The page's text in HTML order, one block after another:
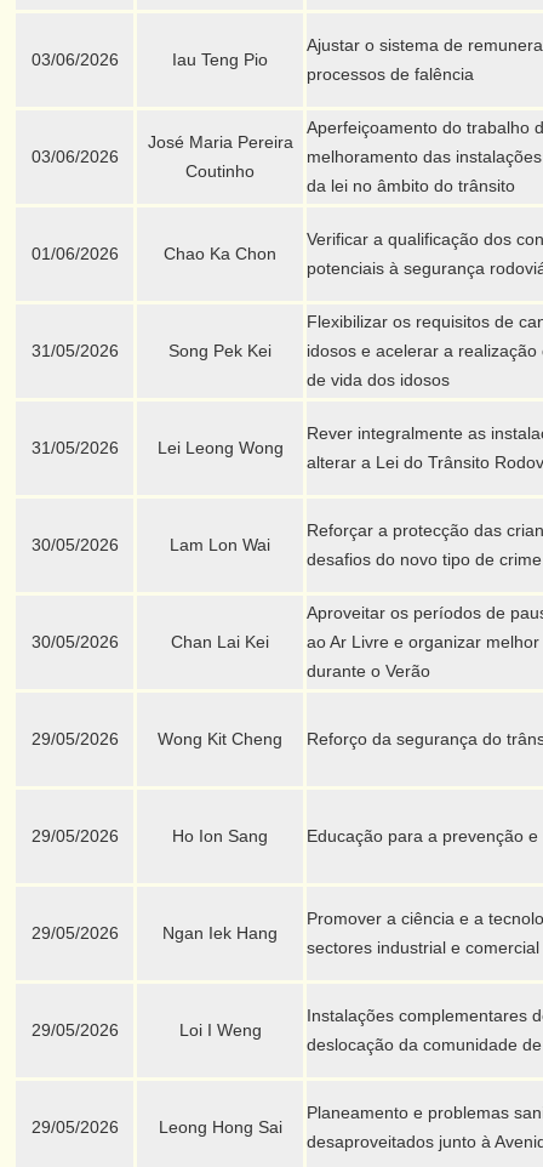
03/06/2026 Iau Teng Pio
Ajustar o sistema de
processos de falência
03/06/2026
José Maria Pereira
Coutinho
Aperfeiçoamento do trabalho
melhoramento das
da lei no âmbito do trânsito
01/06/2026 Chao Ka Chon
Verificar a qualificação dos
potenciais à segurança
31/05/2026 Song Pek Kei
Flexibilizar os requisitos de
idosos e acelerar a
de vida dos idosos
31/05/2026 Lei Leong Wong
Rever integralmente as
alterar a Lei do Trânsito
30/05/2026 Lam Lon Wai
Reforçar a protecção das
desafios do novo tipo de crime
30/05/2026 Chan Lai Kei
Aproveitar os períodos de
ao Ar Livre e organizar
durante o Verão
29/05/2026 Wong Kit Cheng Reforço da segurança do
29/05/2026 Ho Ion Sang Educação para a prevenção
29/05/2026 Ngan Iek Hang
Promover a ciência e a
sectores industrial e
29/05/2026 Loi I Weng
Instalações complementares
deslocação da comunidade
29/05/2026 Leong Hong Sai
Planeamento e problemas
desaproveitados junto à